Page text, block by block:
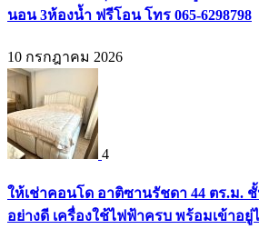
นอน 3ห้องน้ำ ฟรีโอน โทร 065-6298798
10 กรกฎาคม 2026
4
ให้เช่าคอนโด อาติซานรัชดา 44 ตร.ม. ชั้
อย่างดี เครื่องใช้ไฟฟ้าครบ พร้อมเข้าอยู่ไ